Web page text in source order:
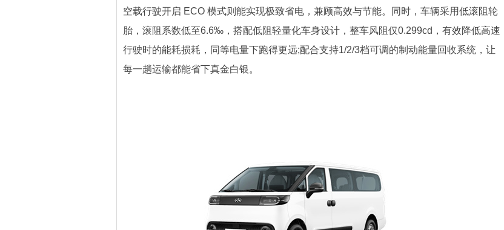
空载行驶开启 ECO 模式则能实现极致省电，兼顾高效与节能。同时，车辆采用低滚阻轮
胎，滚阻系数低至6.6‰，搭配低阻轻量化车身设计，整车风阻仅0.299cd，有效降低高速
行驶时的能耗损耗，同等电量下跑得更远;配合支持1/2/3档可调的制动能量回收系统，让
每一趟运输都能省下真金白银。